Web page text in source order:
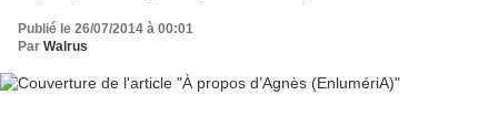
Publié le 26/07/2014 à 00:01
Par Walrus